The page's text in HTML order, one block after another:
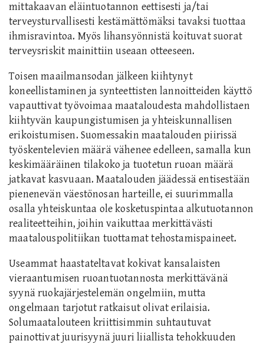
mittakaavan eläintuotannon eettisesti ja/tai
terveysturvallisesti kestämättömäksi tavaksi tuottaa
ihmisravintoa. Myös lihansyönnistä koituvat suorat
terveysriskit mainittiin useaan otteeseen.
Toisen maailmansodan jälkeen kiihtynyt
koneellistaminen ja synteettisten lannoitteiden käyttö
vapauttivat työvoimaa maataloudesta mahdollistaen
kiihtyvän kaupungistumisen ja yhteiskunnallisen
erikoistumisen. Suomessakin maatalouden piirissä
työskentelevien määrä vähenee edelleen, samalla kun
keskimääräinen tilakoko ja tuotetun ruoan määrä
jatkavat kasvuaan. Maatalouden jäädessä entisestään
pienenevän väestönosan harteille, ei suurimmalla
osalla yhteiskuntaa ole kosketuspintaa alkutuotannon
realiteetteihin, joihin vaikuttaa merkittävästi
maatalouspolitiikan tuottamat tehostamispaineet.
Useammat haastateltavat kokivat kansalaisten
vieraantumisen ruoantuotannosta merkittävänä
syynä ruokajärjestelemän ongelmiin, mutta
ongelmaan tarjotut ratkaisut olivat erilaisia.
Solumaatalouteen kriittisimmin suhtautuvat
painottivat juurisyynä juuri liiallista tehokkuuden